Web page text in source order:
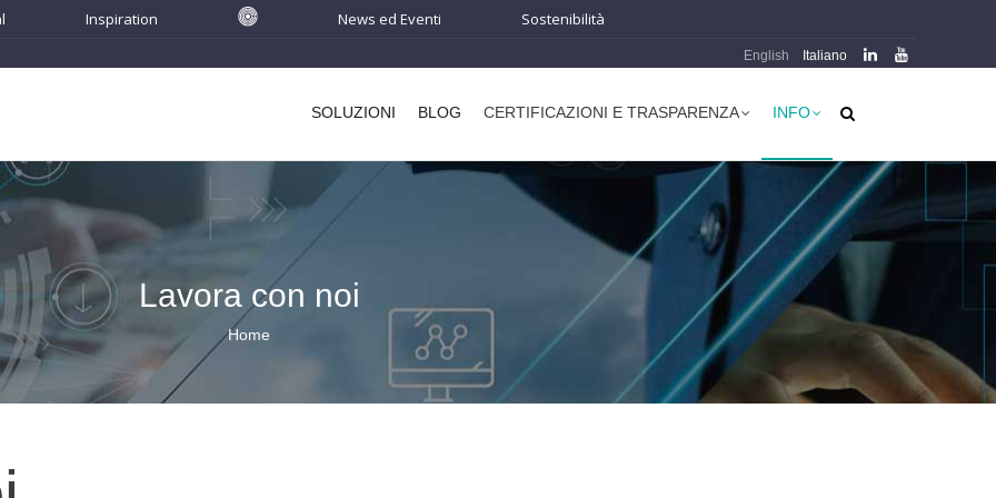
Inspiration News ed Eventi Sostenibilità
Italiano
English
navigation
SOLUZIONI BLOG CERTIFICAZIONI E TRASPARENZA INFO
Lavora con noi
Briciole
Home